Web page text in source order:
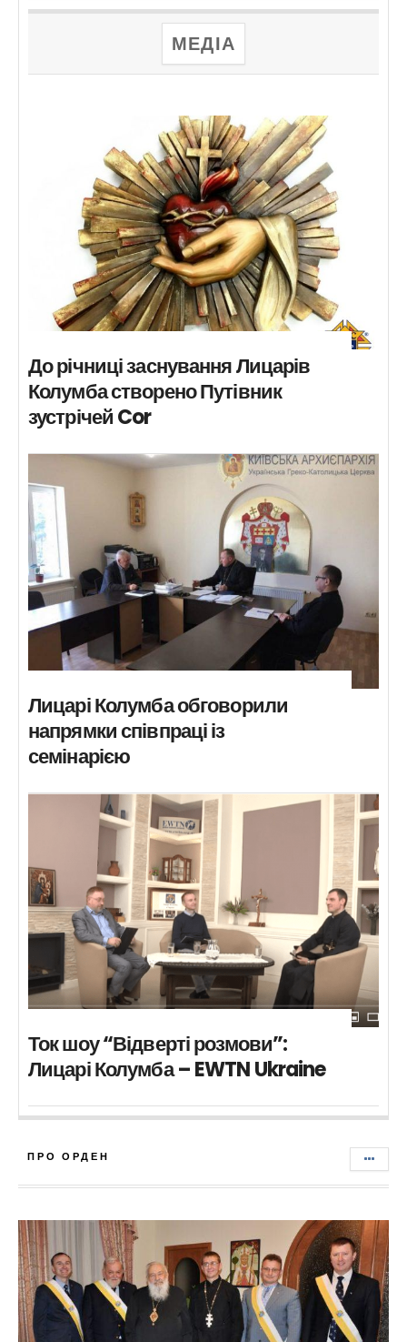
МЕДІА
До річниці заснування Лицарів
Колумба створено Путівник
зустрічей Cor
Лицарі Колумба обговорили
напрямки співпраці із
семінарією
Ток шоу “Відверті розмови”:
Лицарі Колумба – EWTN Ukraine
ПРО ОРДЕН